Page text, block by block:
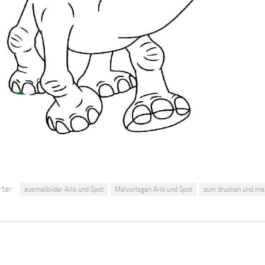
ausmalbilder Arlo und Spot Malvorlagen Arlo und Spot zum drucken und